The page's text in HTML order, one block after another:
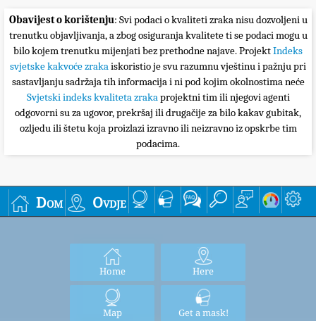
Obavijest o korištenju: Svi podaci o kvaliteti zraka nisu dozvoljeni u
trenutku objavljivanja, a zbog osiguranja kvalitete ti se podaci mogu u
bilo kojem trenutku mijenjati bez prethodne najave. ProjektIndeks
svjetske kakvoće zrakaiskoristio je svu razumnu vještinu i pažnju pri
sastavljanju sadržaja tih informacija i ni pod kojim okolnostima neće
Svjetski indeks kvaliteta zrakaprojektni tim ili njegovi agenti
odgovorni su za ugovor, prekršaj ili drugačije za bilo kakav gubitak,
ozljedu ili štetu koja proizlazi izravno ili neizravno iz opskrbe tim
podacima.
Dom Ovdje
Home Here
Map Get a mask!